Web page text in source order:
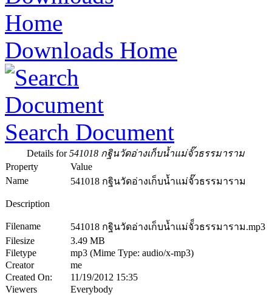
Downloads Home
Search Document
Details for541018 กฐินวัดอ่างเก็บน้ำแม่จั๊วธรรมาราม
Property
Value
Name
541018 กฐินวัดอ่างเก็บน้ำแม่จั๊วธรรมาราม
Description
Filename
541018 กฐินวัดอ่างเก็บน้ำแม่จั็วธรรมาราม.mp3
Filesize
3.49 MB
Filetype
mp3 (Mime Type: audio/x-mp3)
Creator
me
Created On:
11/19/2012 15:35
Viewers
Everybody